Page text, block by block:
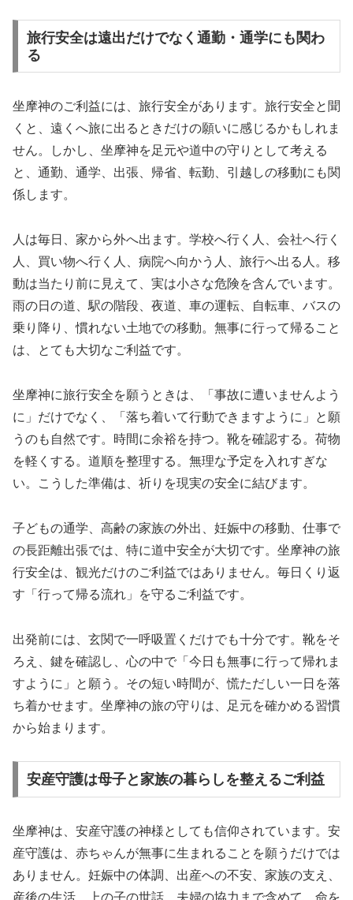
旅行安全は遠出だけでなく通勤・通学にも関わ
る
坐摩神のご利益には、旅行安全があります。旅行安全と聞
くと、遠くへ旅に出るときだけの願いに感じるかもしれま
せん。しかし、坐摩神を足元や道中の守りとして考える
と、通勤、通学、出張、帰省、転勤、引越しの移動にも関
係します。
人は毎日、家から外へ出ます。学校へ行く人、会社へ行く
人、買い物へ行く人、病院へ向かう人、旅行へ出る人。移
動は当たり前に見えて、実は小さな危険を含んでいます。
雨の日の道、駅の階段、夜道、車の運転、自転車、バスの
乗り降り、慣れない土地での移動。無事に行って帰ること
は、とても大切なご利益です。
坐摩神に旅行安全を願うときは、「事故に遭いませんよう
に」だけでなく、「落ち着いて行動できますように」と願
うのも自然です。時間に余裕を持つ。靴を確認する。荷物
を軽くする。道順を整理する。無理な予定を入れすぎな
い。こうした準備は、祈りを現実の安全に結びます。
子どもの通学、高齢の家族の外出、妊娠中の移動、仕事で
の長距離出張では、特に道中安全が大切です。坐摩神の旅
行安全は、観光だけのご利益ではありません。毎日くり返
す「行って帰る流れ」を守るご利益です。
出発前には、玄関で一呼吸置くだけでも十分です。靴をそ
ろえ、鍵を確認し、心の中で「今日も無事に行って帰れま
すように」と願う。その短い時間が、慌ただしい一日を落
ち着かせます。坐摩神の旅の守りは、足元を確かめる習慣
から始まります。
安産守護は母子と家族の暮らしを整えるご利益
坐摩神は、安産守護の神様としても信仰されています。安
産守護は、赤ちゃんが無事に生まれることを願うだけでは
ありません。妊娠中の体調、出産への不安、家族の支え、